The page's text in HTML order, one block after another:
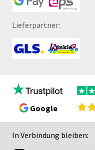
Lieferpartner:
Google
In Verbindung bleiben: